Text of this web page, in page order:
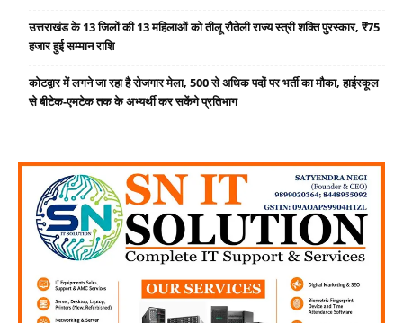
उत्तराखंड के 13 जिलों की 13 महिलाओं को तीलू रौतेली राज्य स्त्री शक्ति पुरस्कार, ₹75
हजार हुई सम्मान राशि
कोटद्वार में लगने जा रहा है रोजगार मेला, 500 से अधिक पदों पर भर्ती का मौका, हाईस्कूल
से बीटेक-एमटेक तक के अभ्यर्थी कर सकेंगे प्रतिभाग